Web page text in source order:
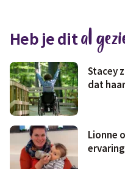
Geld & wetten
Heb je dital
Stacey
dat
Lionne